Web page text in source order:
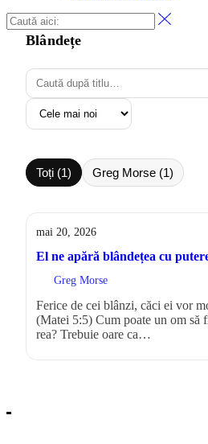
Blândețe
Toți (1) Greg Morse (1)
mai 20, 2026
El ne apără blândețea cu
Greg Morse
Ferice de cei blânzi, căci ei vor
(Matei 5:5) Cum poate un om să
rea? Trebuie oare ca…